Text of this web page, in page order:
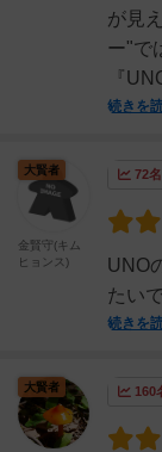
が見
ー"で
『
続きを
72名
UNO
たい
続きを
大賢者
金賢守(キム
ヒョンス)
160
大賢者